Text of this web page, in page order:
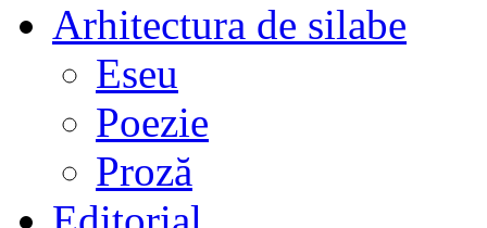
Arhitectura de silabe
Eseu
Poezie
Proză